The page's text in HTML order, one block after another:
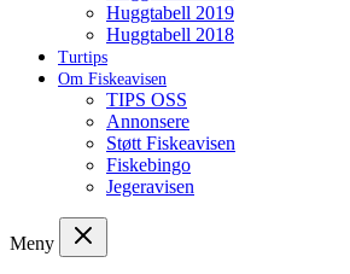
Huggtabell 2019
Huggtabell 2018
Turtips
Om Fiskeavisen
TIPS OSS
Annonsere
Støtt Fiskeavisen
Fiskebingo
Jegeravisen
Meny